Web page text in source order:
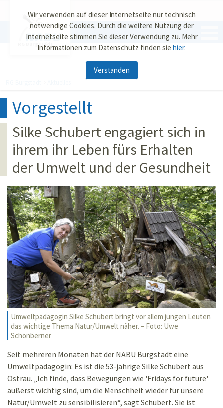
Wir verwenden auf dieser Internetseite nur technisch
notwendige Cookies. Durch die weitere Nutzung der
Internetseite stimmen Sie dieser Verwendung zu. Mehr
Informationen zum Datenschutz finden sie hier.
Verstanden
RG Burgstädt
Vorgestellt
Silke Schubert engagiert sich in
ihrem ihr Leben fürs Erhalten
der Umwelt und der Gesundheit
Umweltpädagogin Silke Schubert bringt vor allem jungen Leuten
das wichtige Thema Natur/Umwelt näher. – Foto: Uwe
Schönberner
Seit mehreren Monaten hat der NABU Burgstädt eine
Umweltpädagogin: Es ist die 53-jährige Silke Schubert aus
Ostrau. „Ich finde, dass Bewegungen wie 'Fridays for future'
äußerst wichtig sind, um die Menschheit wieder für unsere
Natur/Umwelt zu sensibilisieren“, sagt Schubert. Sie ist